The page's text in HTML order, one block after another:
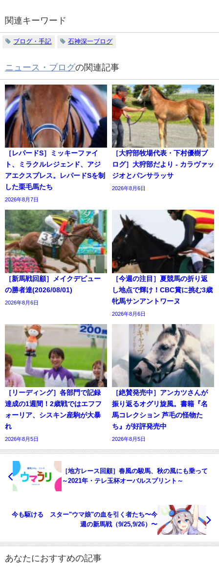
関連キーワード
ブログ・手記 石神深一ブログ
ニュース・ブログの関連記事
［レパードS］ミッキーファイ
ト、ミラクルレジェンド、アジ
アエクスプレス。レパードSを制
した栗毛馬たち
2026年8月7日
［大狩部牧場代表・下村優樹ブ
ログ］大狩部だより - カラヴァッ
ジオとパンサラッサ
2026年8月6日
［新馬戦回顧］メイクデビュー
の勝者達(2026/08/01)
2026年8月6日
［今週の注目］夏競馬の折り返
し地点で輝け！CBC賞に挑む3歳
牝馬サンアントワーヌ
2026年8月6日
［リーディング］各部門で記録
達成の1週間！2歳戦ではエフフ
ォーリア、シスキン産駒が大暴
れ
2026年8月5日
［絶賛発売中］アンカツさんが
振り返るオグリ旋風。書籍『名
馬コレクション 芦毛の怪物た
ち』が好評発売中
2026年8月5日
［地方レース回顧］春風の駿馬、秋の風にも乗って
～2021年・テレ玉杯オーバルスプリント～
今も駆ける スター"ウマ娘"の血を引く者たち〜今
週の新馬戦（9/25,9/26）〜
あなたにおすすめの記事